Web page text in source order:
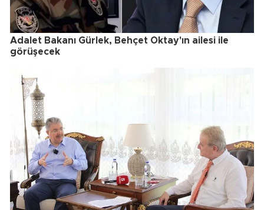
Adalet Bakanı Gürlek, Behçet Oktay'ın ailesi ile
görüşecek